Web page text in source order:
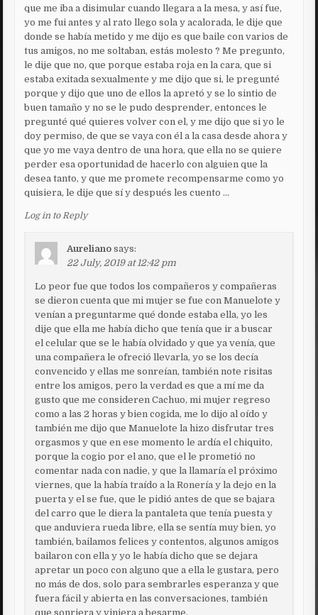
que me iba a disimular cuando llegara a la mesa, y así fue,
yo me fui antes y al rato llego sola y acalorada, le dije que
donde se había metido y me dijo es que baile con varios de
tus amigos, no me soltaban, estás molesto ? Me pregunto,
le dije que no, que porque estaba roja en la cara, que si
estaba exitada sexualmente y me dijo que si, le pregunté
porque y dijo que uno de ellos la apretó y se lo sintio de
buen tamaño y no se le pudo desprender, entonces le
pregunté qué quieres volver con el, y me dijo que si yo le
doy permiso, de que se vaya con él a la casa desde ahora y
que yo me vaya dentro de una hora, que ella no se quiere
perder esa oportunidad de hacerlo con alguien que la
desea tanto, y que me promete recompensarme como yo
quisiera, le dije que sí y después les cuento …
Log in to Reply
Aureliano says:
22 July, 2019 at 12:42 pm
Lo peor fue que todos los compañeros y compañeras
se dieron cuenta que mi mujer se fue con Manuelote y
venían a preguntarme qué donde estaba ella, yo les
dije que ella me había dicho que tenía que ir a buscar
el celular que se le había olvidado y que ya venía, que
una compañera le ofreció llevarla, yo se los decía
convencido y ellas me sonreían, también note risitas
entre los amigos, pero la verdad es que a mí me da
gusto que me consideren Cachuo, mi mujer regreso
como a las 2 horas y bien cogida, me lo dijo al oído y
también me dijo que Manuelote la hizo disfrutar tres
orgasmos y que en ese momento le ardía el chiquito,
porque la cogio por el ano, que el le prometió no
comentar nada con nadie, y que la llamaría el próximo
viernes, que la había traído a la Ronería y la dejo en la
puerta y el se fue, que le pidió antes de que se bajara
del carro que le diera la pantaleta que tenía puesta y
que anduviera rueda libre, ella se sentía muy bien, yo
también, bailamos felices y contentos, algunos amigos
bailaron con ella y yo le había dicho que se dejara
apretar un poco con alguno que a ella le gustara, pero
no más de dos, solo para sembrarles esperanza y que
fuera fácil y abierta en las conversaciones, también
que sonriera y viniera a besarme.